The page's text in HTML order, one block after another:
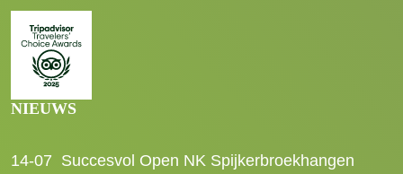
NIEUWS
14-07 Succesvol Open NK Spijkerbroekhangen